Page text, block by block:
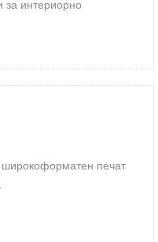
за интериорно
широкоформатен печат